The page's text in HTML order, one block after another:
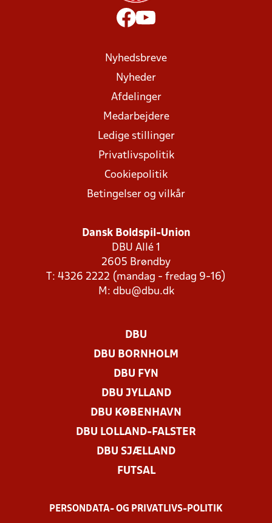
Nyhedsbreve
Nyheder
Afdelinger
Medarbejdere
Ledige stillinger
Privatlivspolitik
Cookiepolitik
Betingelser og vilkår
Dansk Boldspil-Union
DBU Allé 1
2605 Brøndby
T: 4326 2222 (mandag - fredag 9-16)
M: dbu@dbu.dk
DBU
DBU BORNHOLM
DBU FYN
DBU JYLLAND
DBU KØBENHAVN
DBU LOLLAND-FALSTER
DBU SJÆLLAND
FUTSAL
PERSONDATA- OG PRIVATLIVS-POLITIK